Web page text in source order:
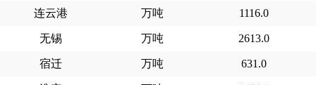
连云港 万吨 1116.0
无锡 万吨 2613.0
宿迁 万吨 631.0